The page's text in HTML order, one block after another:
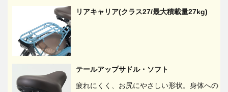
リアキャリア(クラス27/最大積載量27kg)
テールアップサドル・ソフト
疲れにくく、お尻にやさしい形状。身体への